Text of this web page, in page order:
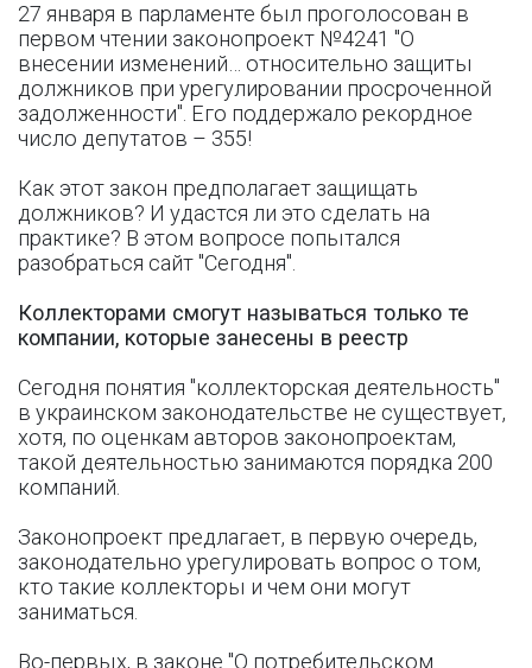
27 января в парламенте был проголосован в
первом чтении законопроект №4241 "О
внесении изменений… относительно защиты
должников при урегулировании просроченной
задолженности". Его поддержало рекордное
число депутатов – 355!
Как этот закон предполагает защищать
должников? И удастся ли это сделать на
практике? В этом вопросе попытался
разобраться сайт "Сегодня".
Коллекторами смогут называться только те
компании, которые занесены в реестр
Сегодня понятия "коллекторская деятельность"
в украинском законодательстве не существует,
хотя, по оценкам авторов законопроектам,
такой деятельностью занимаются порядка 200
компаний.
Законопроект предлагает, в первую очередь,
законодательно урегулировать вопрос о том,
кто такие коллекторы и чем они могут
заниматься.
Во-первых, в законе "О потребительском